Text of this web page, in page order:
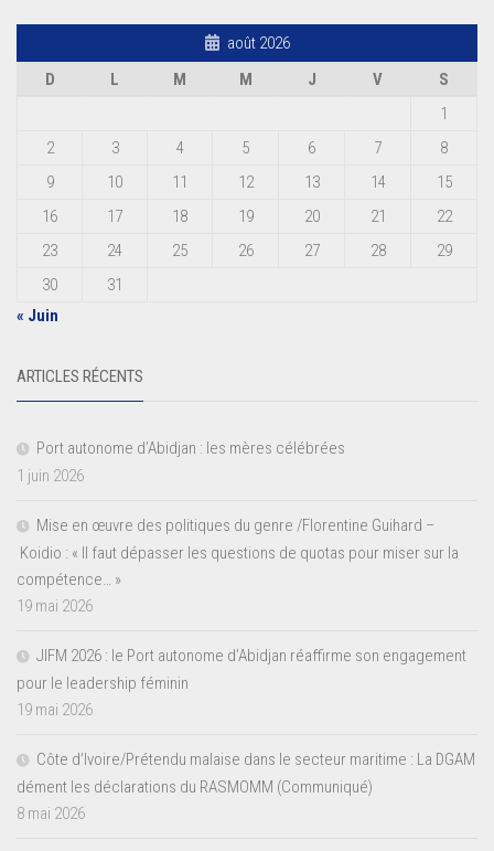
août 2026
D
L M M J V
S
1
2
3 4 5 6 7
8
9
10 11 12 13 14
15
16
17 18 19 20 21
22
23
24 25 26 27 28
29
30
31
« Juin
ARTICLES RÉCENTS
Port autonome d’Abidjan : les mères célébrées
1 juin 2026
Mise en œuvre des politiques du genre /Florentine Guihard –
Koidio : « Il faut dépasser les questions de quotas pour miser sur la
compétence… »
19 mai 2026
JIFM 2026 : le Port autonome d’Abidjan réaffirme son engagement
pour le leadership féminin
19 mai 2026
Côte d’Ivoire/Prétendu malaise dans le secteur maritime : La DGAM
dément les déclarations du RASMOMM (Communiqué)
8 mai 2026